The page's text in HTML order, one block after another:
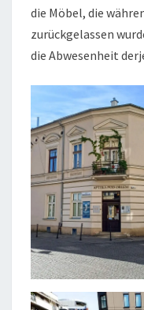
die Möbel, die
zurückgelassen
die Abwesenheit